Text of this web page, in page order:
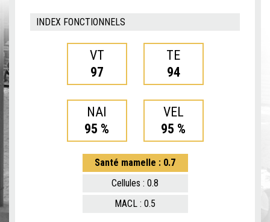
INDEX FONCTIONNELS
VT
97
TE
94
NAI
95 %
VEL
95 %
Santé mamelle : 0.7
Cellules : 0.8
MACL : 0.5